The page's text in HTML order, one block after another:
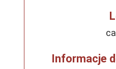
Informacje